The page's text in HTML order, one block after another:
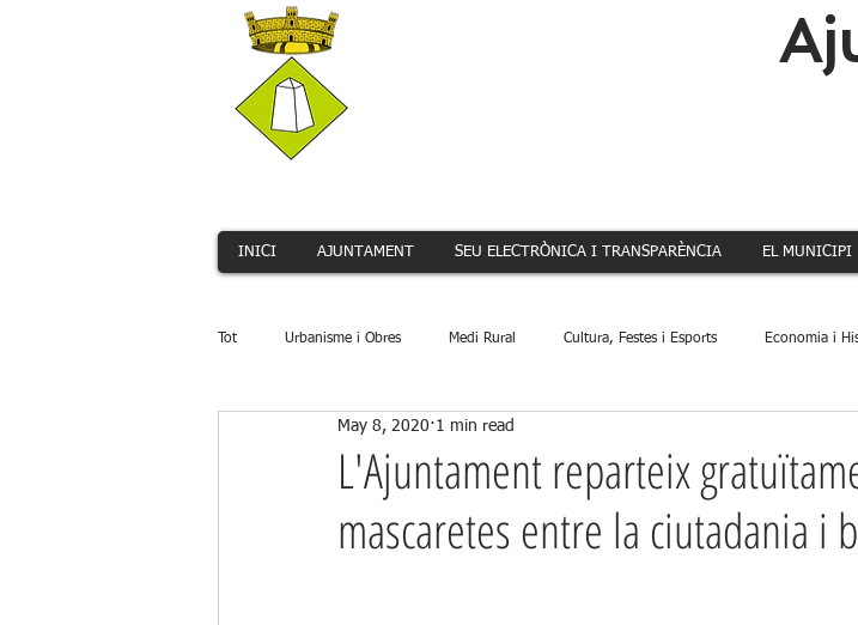
INICI AJUNTAMENT SEU ELECTRÒNICA I TRANSPARÈNCIA EL MUNICIPI
Tot Urbanisme i Obres Medi Rural Cultura, Festes i Esports Economia i
Serveis Públics Promoció Econòmica
L'Ajuntament reparteix
mascaretes entre la ciutadania i
May 8, 2020 1 min read